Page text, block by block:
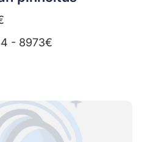
- 8973€